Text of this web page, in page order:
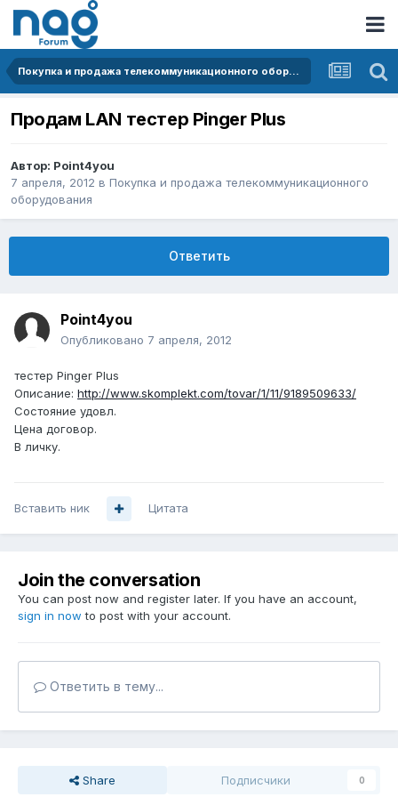
Покупка и продажа телекоммуникационного оборудования
Продам LAN тестер Pinger Plus
Автор: Point4you
7 апреля, 2012 в Покупка и продажа телекоммуникационного
оборудования
Ответить
Point4you
Опубликовано 7 апреля, 2012
тестер Pinger Plus
Описание: http://www.skomplekt.com/tovar/1/11/9189509633/
Состояние удовл.
Цена договор.
В личку.
Вставить ник Цитата
Join the conversation
You can post now and register later. If you have an account,
sign in now to post with your account.
Ответить в тему...
Share Подписчики 0